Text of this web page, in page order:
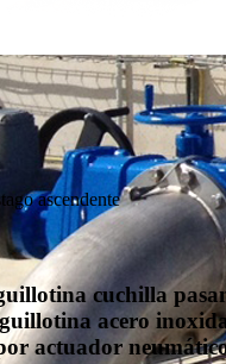
ascendente
cuchilla
acero
actuador